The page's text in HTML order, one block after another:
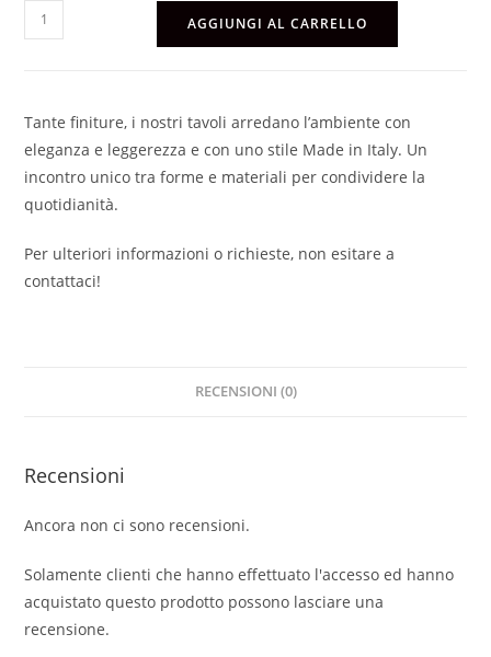
Homefire
quantità
AGGIUNGI AL CARRELLO
Tante finiture, i nostri tavoli arredano l’ambiente con
eleganza e leggerezza e con uno stile Made in Italy. Un
incontro unico tra forme e materiali per condividere la
quotidianità.
Per ulteriori informazioni o richieste, non esitare a
contattaci!
RECENSIONI (0)
Recensioni
Ancora non ci sono recensioni.
Solamente clienti che hanno effettuato l'accesso ed hanno
acquistato questo prodotto possono lasciare una
recensione.